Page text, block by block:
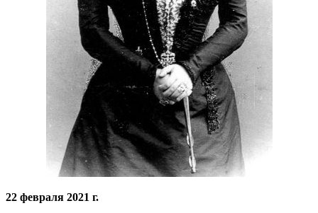
22 февраля 2021 г.